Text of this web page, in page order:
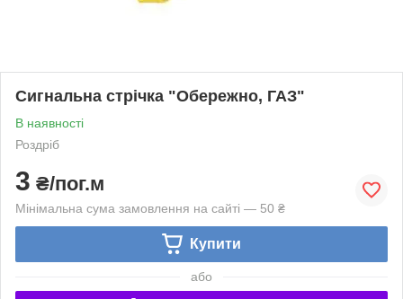
Сигнальна стрічка "Обережно, ГАЗ"
В наявності
Роздріб
3 ₴/пог.м
Мінімальна сума замовлення на сайті — 50 ₴
Купити
або